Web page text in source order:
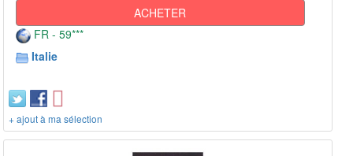
ACHETER
FR - 59***
Italie
+ ajout à ma sélection